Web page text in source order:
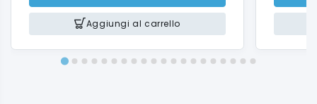
Aggiungi al carrello